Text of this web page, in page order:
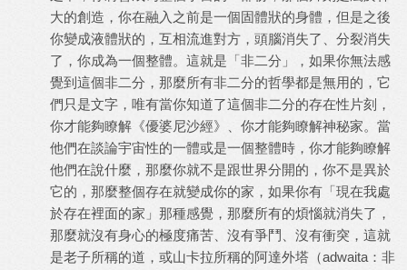
大的創造，你在融入之前是一個固體狀的身體，但是之後
你變成液體狀的，互相流進對方，頭腦消失了、分裂消失
了，你成為一個整體。這就是「非二分」，如果你無法感
覺到這個非二分，那麼所有非二分的哲學都是無用的，它
們只是文字，唯有當你知道了這個非二分的存在性片刻，
你才能夠瞭解《優婆尼沙經》、你才能夠瞭解神秘家。當
他們在談論宇宙性的一體或是一個整體時，你才能夠瞭解
他們在說什麼，那麼你就不是跟世界分開的，你不是異於
它的，那麼整個存在就變成你的家，如果你有「現在我處
於存在裡面的家」那種感覺，那麼所有的煩惱就消失了，
那麼就沒有身心的極度痛苦、沒有爭鬥、沒有衝突，這就
是老子所稱的道，或山卡拉所稱的阿達外塔（adwaita：非